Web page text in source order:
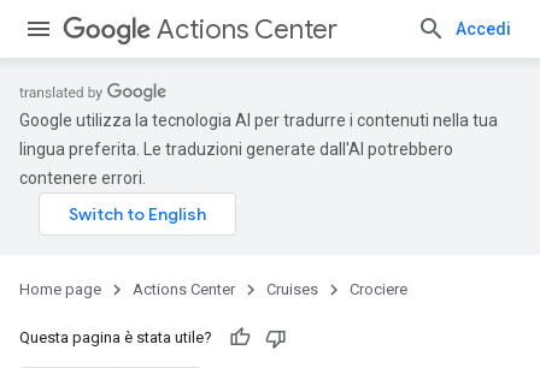
Actions Center Accedi
Google utilizza la tecnologia AI per tradurre i contenuti nella tua
lingua preferita. Le traduzioni generate dall'AI potrebbero
contenere errori.
Home page Actions Center Cruises Crociere
Questa pagina è stata utile?